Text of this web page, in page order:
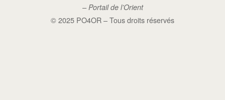
– Portail de l’Orient
© 2025 PO4OR – Tous droits réservés